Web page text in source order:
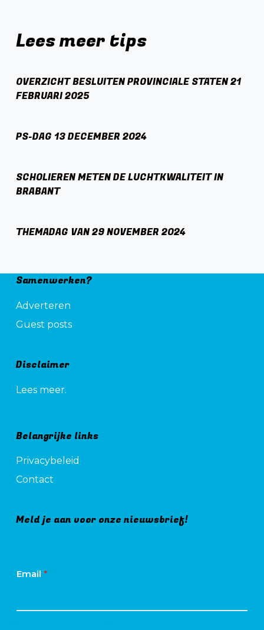
Lees meer tips
OVERZICHT BESLUITEN PROVINCIALE STATEN 21
FEBRUARI 2025
PS-DAG 13 DECEMBER 2024
SCHOLIEREN METEN DE LUCHTKWALITEIT IN
BRABANT
THEMADAG VAN 29 NOVEMBER 2024
Samenwerken?
Adverteren
Guest posts
Disclaimer
Lees meer.
Belangrijke links
Privacybeleid
Contact
Meld je aan voor onze nieuwsbrief!
Email *